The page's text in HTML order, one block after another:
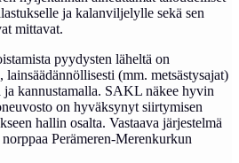
ja kalanviljelylle sekä sen
mittavat.
pyydysten läheltä on
(mm. metsästysajat)
ja kannustamalla. SAKL näkee hyvin
on hyväksynyt siirtymisen
hallin osalta. Vastaava järjestelmä
Perämeren-Merenkurkun